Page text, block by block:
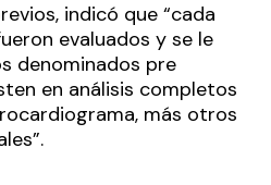
indicó que “cada
evaluados y se le
denominados pre
en análisis completos
más otros